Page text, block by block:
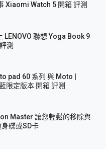
Xiaomi Watch 5 開箱 評測
LENOVO 聯想 Yoga Book 9
測
pad 60 系列 與 Moto |
限定版本 開箱 評測
Master 讓您輕鬆的移除與
碟或SD卡